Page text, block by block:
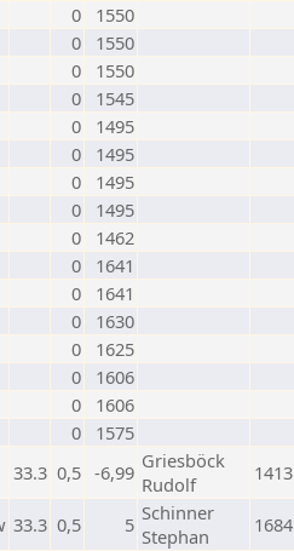
0
1550
0
1550
0
1550
0
1545
0
1495
0
1495
0
1495
0
1495
0
1462
0
1641
0
1641
0
1630
0
1625
0
1606
0
1606
0
1575
33.3 0,5 -6,99 Griesböck
Rudolf
1413
33.3 0,5 5 Schinner
Stephan
1684